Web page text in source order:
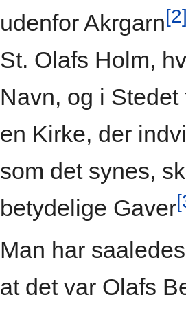
udenfor Akrgarn
St. Olafs Holm,
Navn, og i
en Kirke, der
som det synes,
betydelige Gaver
Man har
at det var Olafs